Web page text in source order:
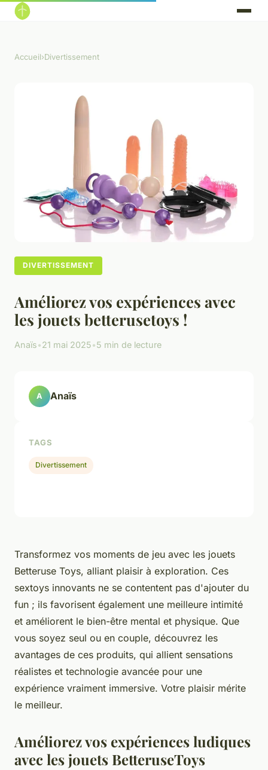
Accueil›Divertissement
DIVERTISSEMENT
Améliorez vos expériences avec
les jouets betterusetoys !
Anaïs•21 mai 2025•5 min de lecture
Transformez vos moments de jeu avec les jouets
Betteruse Toys, alliant plaisir à exploration. Ces
sextoys innovants ne se contentent pas d'ajouter du
fun ; ils favorisent également une meilleure intimité
et améliorent le bien-être mental et physique. Que
vous soyez seul ou en couple, découvrez les
avantages de ces produits, qui allient sensations
réalistes et technologie avancée pour une
expérience vraiment immersive. Votre plaisir mérite
le meilleur.
Améliorez vos expériences ludiques
avec les jouets BetteruseToys
A Anaïs
TAGS
Divertissement